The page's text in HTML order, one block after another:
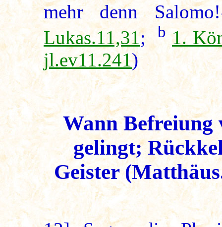
mehr denn
Lukas.11,31; b 1.
jl.ev11.241)
Wann Befreiung
gelingt;
Geister